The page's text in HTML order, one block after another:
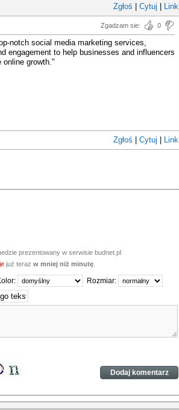
Zgłoś Cytuj Link
Zgadzam sie: 0
notch social media marketing services,
engagement to help businesses and influencers
online growth."
Zgłoś Cytuj Link
prezentowany w serwisie budnet.pl
już teraz w mniej niż minutę
Rozmiar: